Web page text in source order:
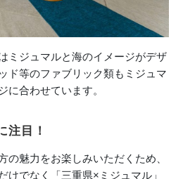
ミジュマルと海のイメージがデザ
ド等のファブリック類もミジュマ
に合わせています。
注目！
の魅力をお楽しみいただくため、
けでなく「三重県×ミジュマル」